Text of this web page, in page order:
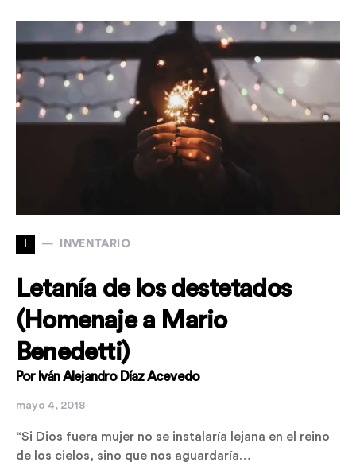
I INVENTARIO
Letanía de los destetados
(Homenaje a Mario
Benedetti)
Por Iván Alejandro Díaz Acevedo
mayo 4, 2018
“Si Dios fuera mujer no se instalaría lejana en el reino
de los cielos, sino que nos aguardaría…